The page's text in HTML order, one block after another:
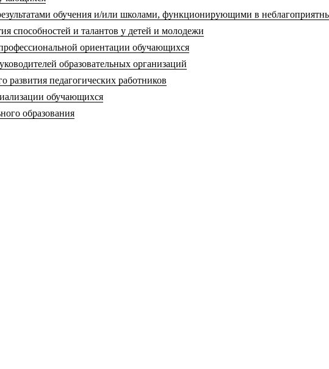
обучения и/или школами, функционирующими в
способностей и талантов у детей и молодежи
ориентации обучающихся
образовательных организаций
развития педагогических работников
обучающихся
образования